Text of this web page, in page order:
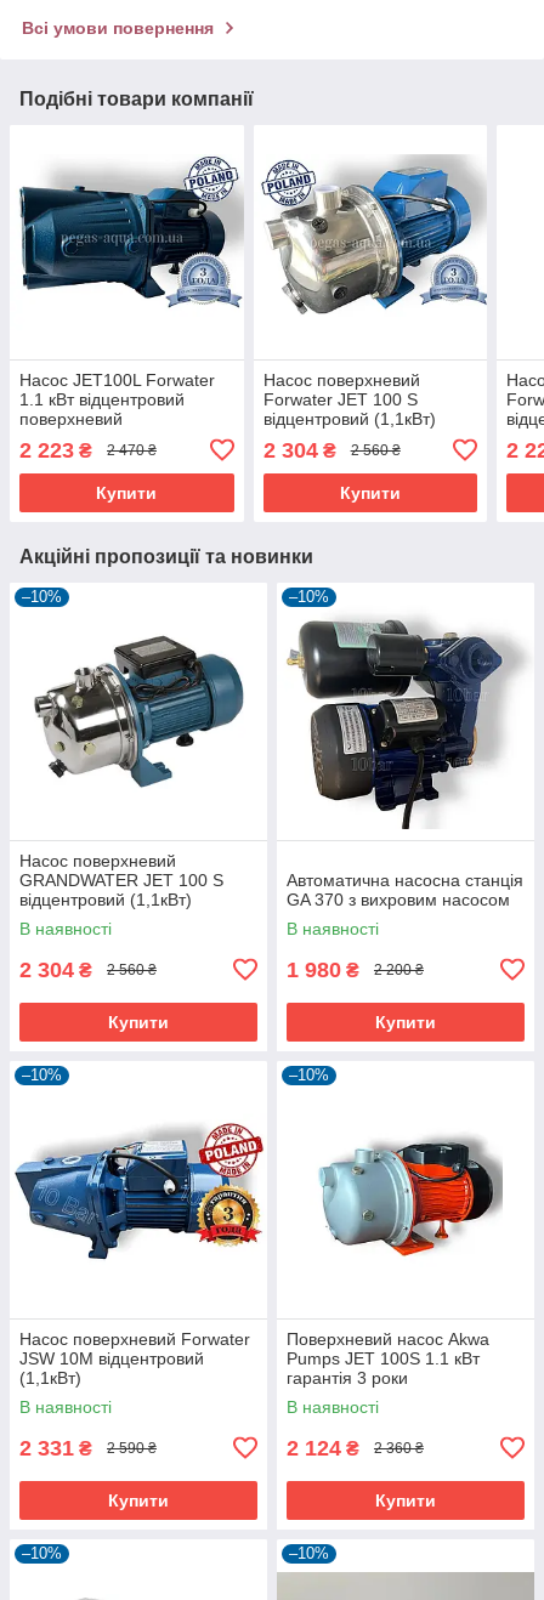
Всі умови повернення
Подібні товари компанії
Насос JET100L Forwater
1.1 кВт відцентровий
поверхневий
2 223 ₴ 2 470 ₴
Купити
Насос поверхневий
Forwater JET 100 S
відцентровий (1,1кВт)
2 304₴ 2 560 ₴
Купити
2
Акційні пропозиції та новинки
–10%
Насос поверхневий
GRANDWATER JET 100 S
відцентровий (1,1кВт)
В наявності
2 304 ₴ 2 560 ₴
Купити
–10%
Автоматична насосна станція
GA 370 з вихровим насосом
В наявності
1 980 ₴ 2 200 ₴
Купити
–10%
Насос поверхневий Forwater
JSW 10M відцентровий
(1,1кВт)
В наявності
2 331 ₴ 2 590 ₴
Купити
–10%
Поверхневий насос Akwa
Pumps JET 100S 1.1 кВт
гарантія 3 роки
В наявності
2 124 ₴ 2 360 ₴
Купити
–10% –10%